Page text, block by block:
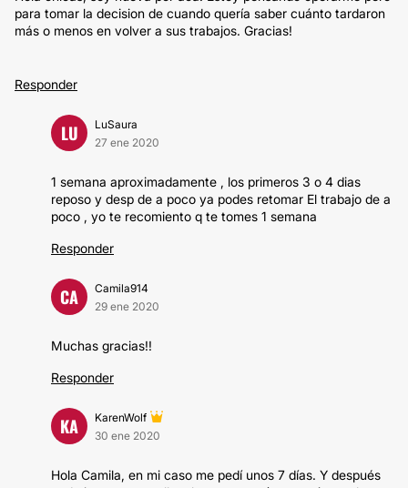
para tomar la decision de cuando quería saber cuánto tardaron
más o menos en volver a sus trabajos. Gracias!
Responder
LU
LuSaura
27 ene 2020
1 semana aproximadamente , los primeros 3 o 4 dias
reposo y desp de a poco ya podes retomar El trabajo de a
poco , yo te recomiento q te tomes 1 semana
Responder
CA
Camila914
29 ene 2020
Muchas gracias!!
Responder
KA
KarenWolf
30 ene 2020
Hola Camila, en mi caso me pedí unos 7 días. Y después